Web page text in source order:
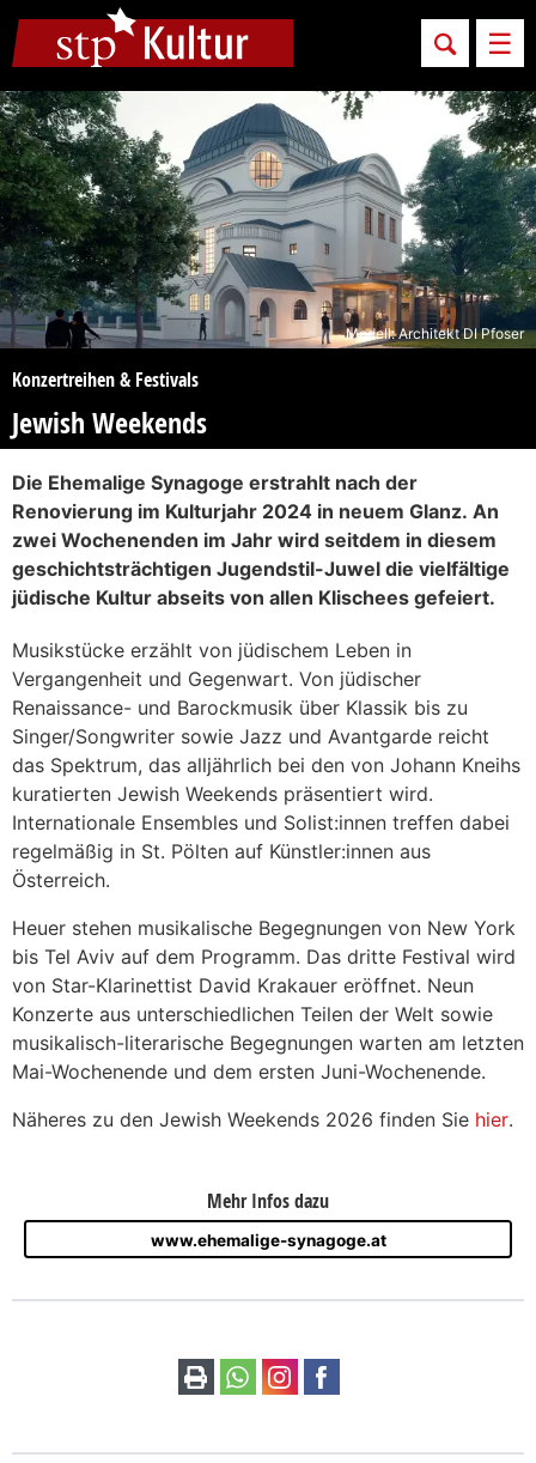
Springe direkt zu:
Konzertreihen & Festivals
Jewish Weekends
Modell: Architekt DI Pfoser
Die Ehemalige Synagoge erstrahlt nach der
Renovierung im Kulturjahr 2024 in neuem Glanz. An
zwei Wochenenden im Jahr wird seitdem in diesem
geschichtsträchtigen Jugendstil-Juwel die vielfältige
jüdische Kultur abseits von allen Klischees gefeiert.
Musikstücke erzählt von jüdischem Leben in
Vergangenheit und Gegenwart. Von jüdischer
Renaissance- und Barockmusik über Klassik bis zu
Singer/Songwriter sowie Jazz und Avantgarde reicht
das Spektrum, das alljährlich bei den von Johann Kneihs
kuratierten Jewish Weekends präsentiert wird.
Internationale Ensembles und Solist:innen treffen dabei
regelmäßig in St. Pölten auf Künstler:innen aus
Österreich.
Heuer stehen musikalische Begegnungen von New York
bis Tel Aviv auf dem Programm. Das dritte Festival wird
von Star-Klarinettist David Krakauer eröffnet. Neun
Konzerte aus unterschiedlichen Teilen der Welt sowie
musikalisch-literarische Begegnungen warten am letzten
Mai-Wochenende und dem ersten Juni-Wochenende.
Näheres zu den Jewish Weekends 2026 finden Sie hier.
Mehr Infos dazu
www.ehemalige-synagoge.at